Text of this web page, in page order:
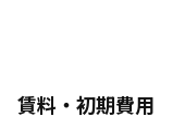
禁煙・喫煙
賃料・初期費用